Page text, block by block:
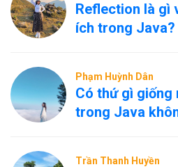
Reflection là gì
ích trong Java?
Phạm Huỳnh Dân
Có thứ gì
trong Java
Trần Thanh Huyền